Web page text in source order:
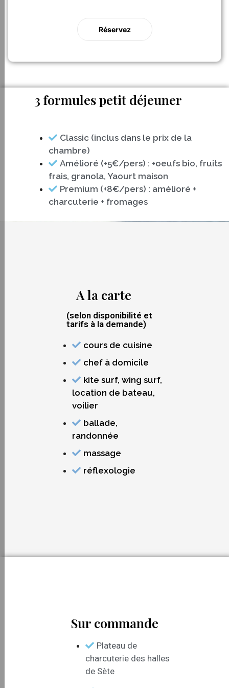
Réservez
3 formules petit déjeuner
Classic (inclus dans le prix de la
chambre)
Amélioré (+5€/pers) : +oeufs bio, fruits
frais, granola, Yaourt maison
Premium (+8€/pers) : amélioré +
charcuterie + fromages
A la carte
(selon disponibilité et
tarifs à la demande)
cours de cuisine
chef à domicile
kite surf, wing surf,
location de bateau,
voilier
ballade,
randonnée
massage
réflexologie
Sur commande
Plateau de
charcuterie des halles
de Sète